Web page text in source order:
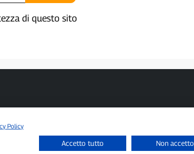
di questo sito
indipendente
- Tribunale di Pavia
Policy
Accetto tutto Non accetto